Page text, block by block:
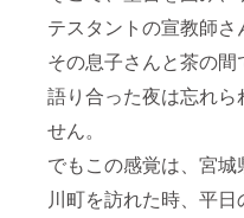
テスタントの宣教師さ
その息子さんと茶の間
語り合った夜は忘れら
せん。
でもこの感覚は、宮城
川町を訪れた時、平日